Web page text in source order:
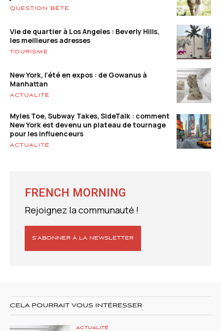
QUESTION BÊTE
Vie de quartier à Los Angeles : Beverly Hills,
les meilleures adresses
TOURISME
New York, l’été en expos : de Gowanus à
Manhattan
ACTUALITÉ
Myles Toe, Subway Takes, SideTalk : comment
New York est devenu un plateau de tournage
pour les influenceurs
ACTUALITÉ
FRENCH MORNING
Rejoignez la communauté !
S’ABONNER À LA NEWSLETTER
CELA POURRAIT VOUS INTÉRESSER
ACTUALITÉ